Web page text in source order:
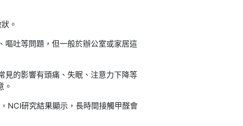
。
嘔吐等問題，但一般於辦公室或家居這
見的影響有頭痛、失眠、注意力下降等
。
NCI研究結果顯示，長時間接觸甲醛會